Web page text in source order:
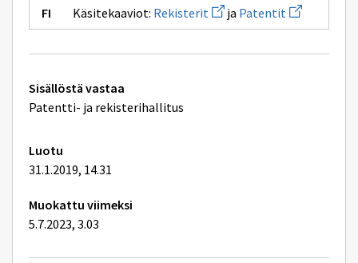
Käsitekaaviot: Rekisterit Avaa
uuden
ikkunan
ja Patentit Avaa
uuden
ikkunan
Tekniset
lisätiedot
Sisällöstä vastaa
Patentti- ja rekisterihallitus
Luotu
31.1.2019, 14.31
Muokattu viimeksi
5.7.2023, 3.03